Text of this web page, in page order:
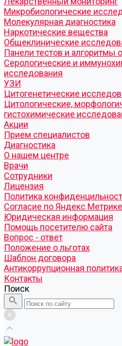
Микробиологические
Молекулярная диагностика
Наркотические вещества
Общеклинические
Панели тестов и алгоритмы
Серологические и
исследования
УЗИ
Цитогенетические
Цитологические,
гистохимические
Акции
Прием специалистов
Диагностика
О нашем центре
Врачи
Сотрудники
Лицензия
Политика
Согласие по Яндекс Метрике
Юридическая информация
Помощь посетителю сайта
Вопрос - ответ
Положение о льготах
Шаблон договора
Антикоррупционная
Контакты
Поиск